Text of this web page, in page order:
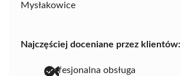
Mysłakowice
Najczęściej doceniane przez klientów:
profesjonalna obsługa